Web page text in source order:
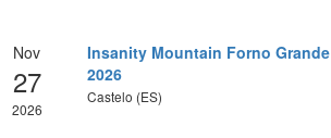
Nov
27
2026
Insanity Mountain Forno Grande
2026
Castelo (ES)